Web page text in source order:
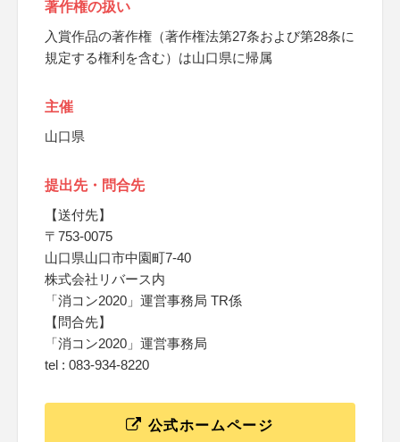
著作権の扱い
入賞作品の著作権（著作権法第27条および第28条に
規定する権利を含む）は山口県に帰属
主催
山口県
提出先・問合先
【送付先】
〒753-0075
山口県山口市中園町7-40
株式会社リバース内
「消コン2020」運営事務局 TR係
【問合先】
「消コン2020」運営事務局
tel : 083-934-8220
公式ホームページ